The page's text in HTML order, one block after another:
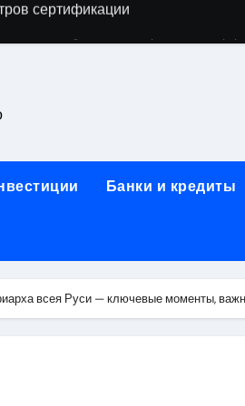
бра в виде факела с
работы на объектах
одежды: джемперы, брюки,
для международных расчетов
от проектной
Банки и кредиты
всея Руси — ключевые моменты,